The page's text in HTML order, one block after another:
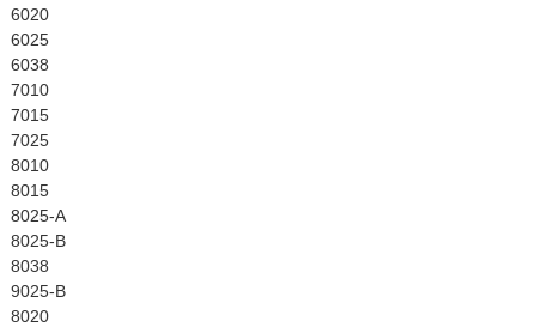
6020
6025
6038
7010
7015
7025
8010
8015
8025-A
8025-B
8038
9025-B
8020